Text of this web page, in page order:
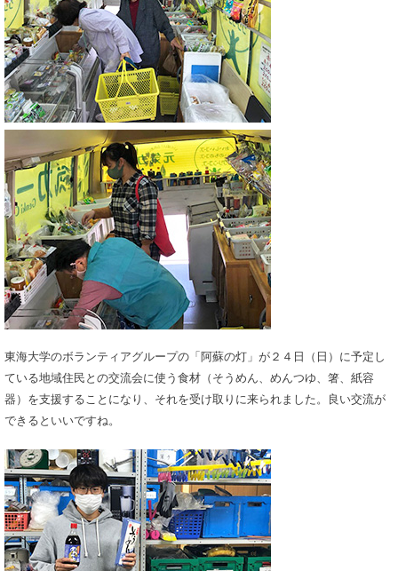
東海大学のボランティアグループの「阿蘇の灯」が２４日（日）に予定し
ている地域住民との交流会に使う食材（そうめん、めんつゆ、箸、紙容
器）を支援することになり、それを受け取りに来られました。良い交流が
できるといいですね。